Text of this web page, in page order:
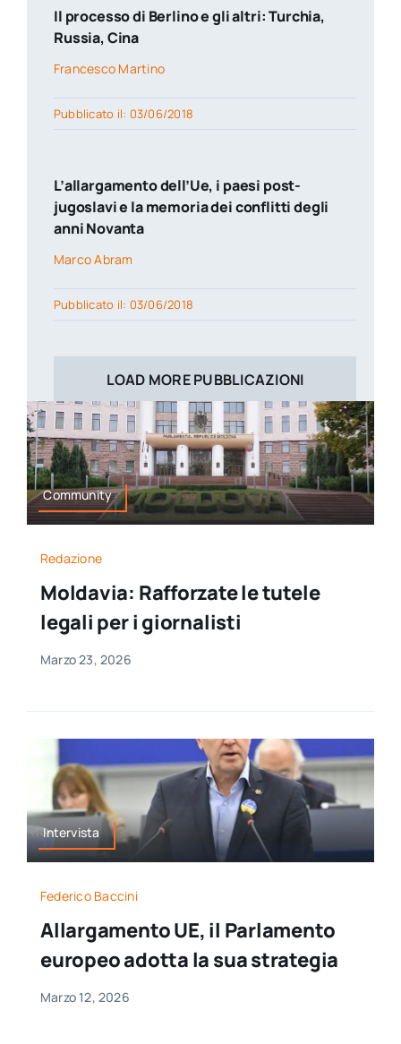
Il processo di Berlino e gli altri: Turchia,
Russia, Cina
Francesco Martino
Pubblicato il: 03/06/2018
L’allargamento dell’Ue, i paesi post-
jugoslavi e la memoria dei conflitti degli
anni Novanta
Marco Abram
Pubblicato il: 03/06/2018
LOAD MORE PUBBLICAZIONI
Community
Redazione
Moldavia: Rafforzate le tutele
legali per i giornalisti
Marzo 23, 2026
Intervista
Federico Baccini
Allargamento UE, il Parlamento
europeo adotta la sua strategia
Marzo 12, 2026